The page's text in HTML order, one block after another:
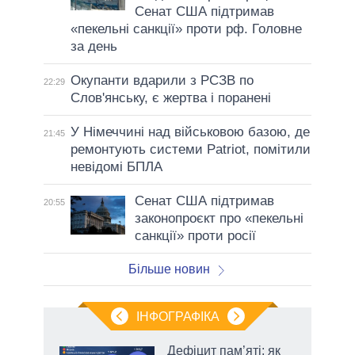
Сенат США підтримав
«пекельні санкції» проти рф. Головне
за день
22:29 Окупанти вдарили з РСЗВ по
Слов'янську, є жертва і поранені
21:45 У Німеччині над військовою базою, де
ремонтують системи Patriot, помітили
невідомі БПЛА
20:55
Сенат США підтримав
законопроєкт про «пекельні
санкції» проти росії
Більше новин
ІНФОГРАФІКА
Дефіцит пам’яті: як